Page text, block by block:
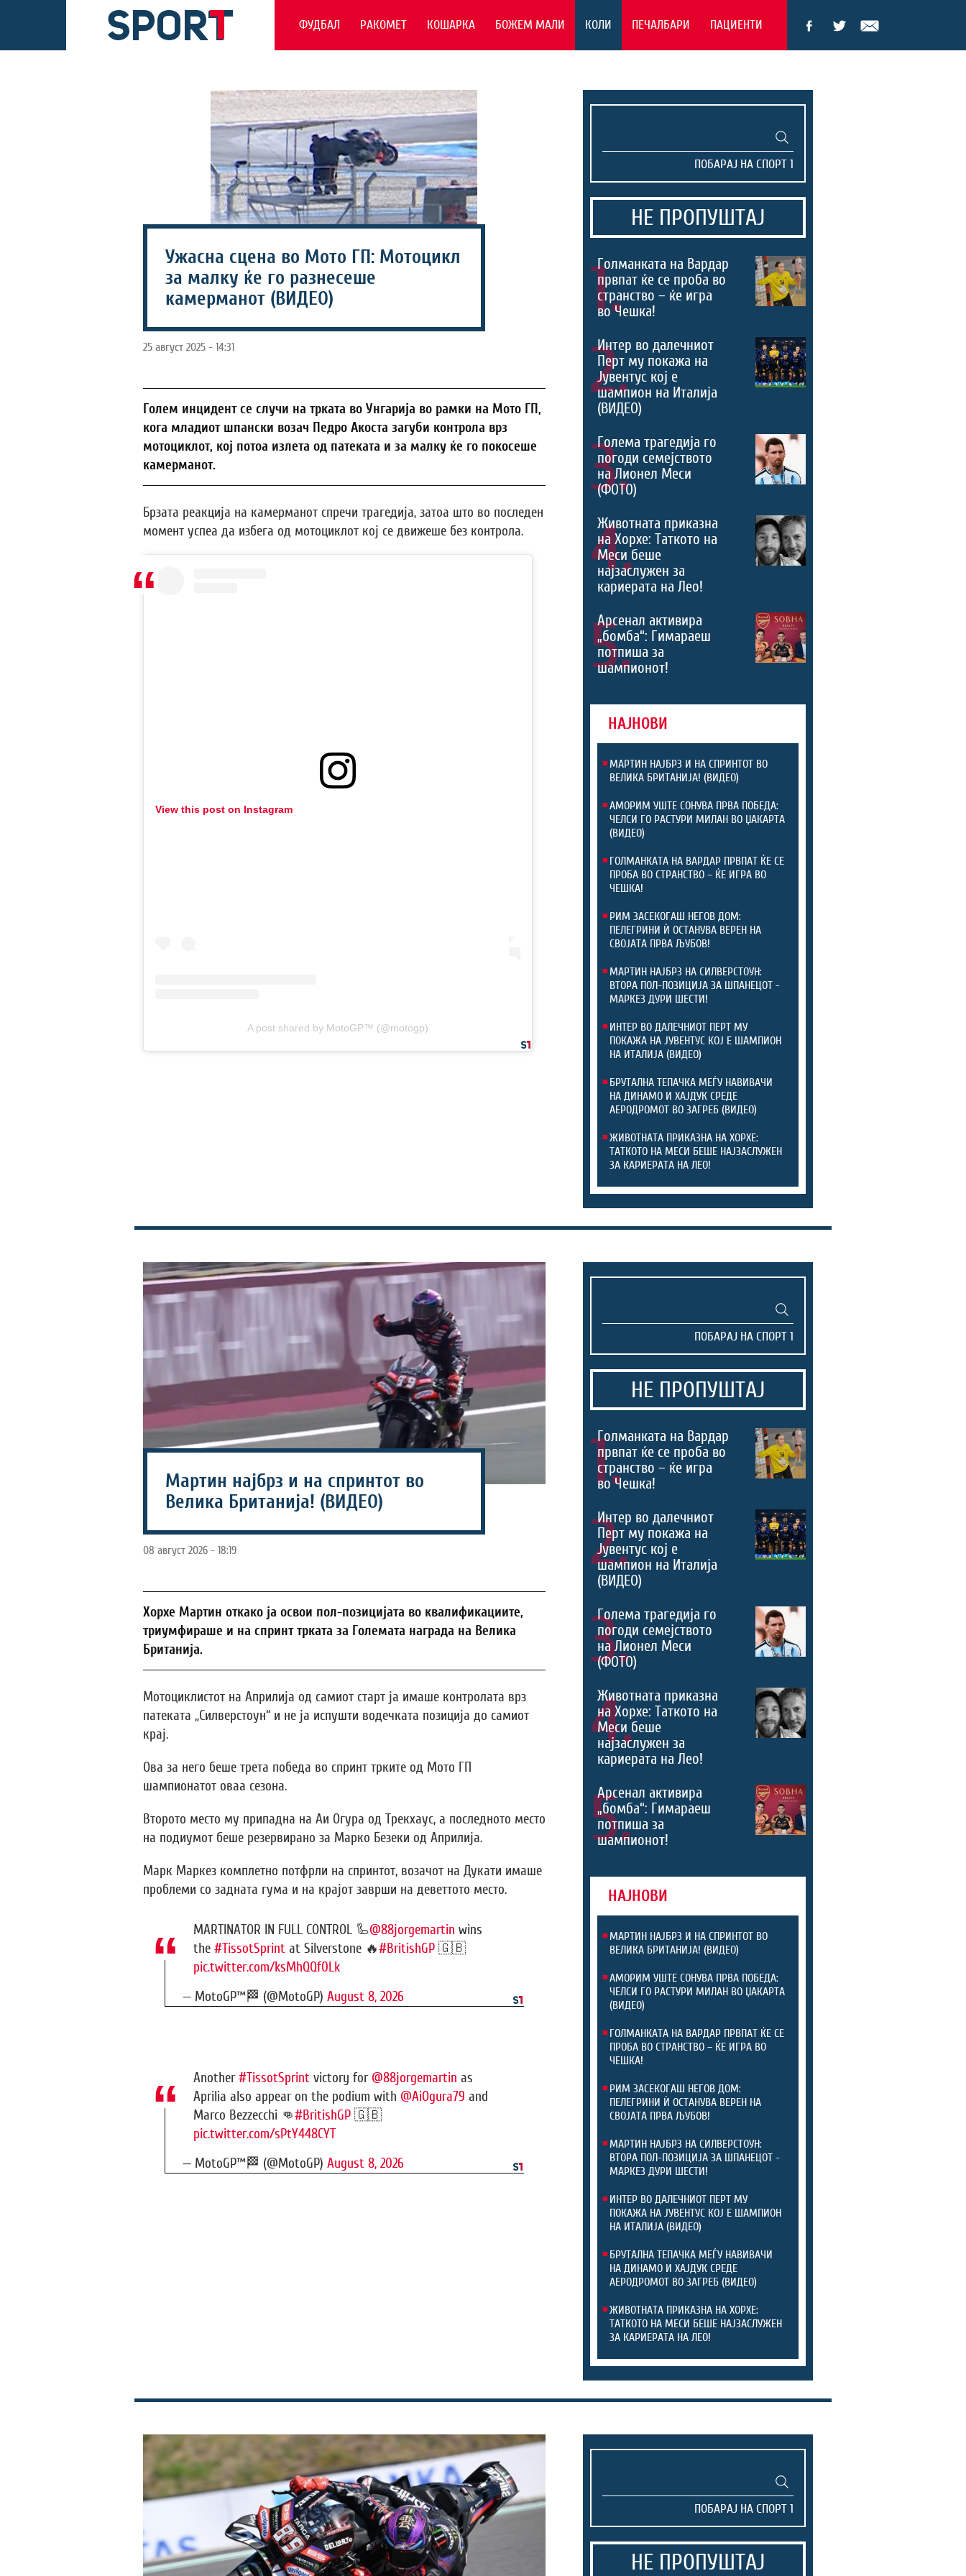
ФУДБАЛ РАКОМЕТ КОШАРКА БОЖЕМ МАЛИ КОЛИ ПЕЧАЛБАРИ ПАЦИЕНТИ
Ужасна сцена во Мото ГП: Мотоцикл
за малку ќе го разнесеше
камерманот (ВИДЕО)
25 август 2025 - 14:31
Голем инцидент се случи на трката во Унгарија во рамки на Мото ГП,
кога младиот шпански возач Педро Акоста загуби контрола врз
мотоциклот, кој потоа излета од патеката и за малку ќе го покосеше
камерманот.
Брзата реакција на камерманот спречи трагедија, затоа што во последен
момент успеа да избега од мотоциклот кој се движеше без контрола.
View this post on Instagram
A post shared by MotoGP™ (@motogp)
НЕ ПРОПУШТАЈ
1.
Голманката на Вардар
првпат ќе се проба во
странство – ќе игра
во Чешка!
2.
Интер во далечниот
Перт му покажа на
Јувентус кој е
шампион на Италија
(ВИДЕО)
3.
Голема трагедија го
погоди семејството
на Лионел Меси
(ФОТО)
4.
Животната приказна
на Хорхе: Таткото на
Меси беше
најзаслужен за
кариерата на Лео!
5.
Арсенал активира
„бомба“: Гимараеш
потпиша за
шампионот!
НАЈНОВИ
МАРТИН НАЈБРЗ И НА СПРИНТОТ ВО
ВЕЛИКА БРИТАНИЈА! (ВИДЕО)
АМОРИМ УШТЕ СОНУВА ПРВА ПОБЕДА:
ЧЕЛСИ ГО РАСТУРИ МИЛАН ВО ЏАКАРТА
(ВИДЕО)
ГОЛМАНКАТА НА ВАРДАР ПРВПАТ ЌЕ СЕ
ПРОБА ВО СТРАНСТВО – ЌЕ ИГРА ВО
ЧЕШКА!
РИМ ЗАСЕКОГАШ НЕГОВ ДОМ:
ПЕЛЕГРИНИ Ѝ ОСТАНУВА ВЕРЕН НА
СВОЈАТА ПРВА ЉУБОВ!
МАРТИН НАЈБРЗ НА СИЛВЕРСТОУН:
ВТОРА ПОЛ-ПОЗИЦИЈА ЗА ШПАНЕЦОТ -
МАРКЕЗ ДУРИ ШЕСТИ!
ИНТЕР ВО ДАЛЕЧНИОТ ПЕРТ МУ
ПОКАЖА НА ЈУВЕНТУС КОЈ Е ШАМПИОН
НА ИТАЛИЈА (ВИДЕО)
БРУТАЛНА ТЕПАЧКА МЕЃУ НАВИВАЧИ
НА ДИНАМО И ХАЈДУК СРЕДЕ
АЕРОДРОМОТ ВО ЗАГРЕБ (ВИДЕО)
ЖИВОТНАТА ПРИКАЗНА НА ХОРХЕ:
ТАТКОТО НА МЕСИ БЕШЕ НАЈЗАСЛУЖЕН
ЗА КАРИЕРАТА НА ЛЕО!
Мартин најбрз и на спринтот во
Велика Британија! (ВИДЕО)
08 август 2026 - 18:19
Хорхе Мартин откако ја освои пол-позицијата во квалификациите,
триумфираше и на спринт трката за Големата награда на Велика
Британија.
Мотоциклистот на Априлија од самиот старт ја имаше контролата врз
патеката „Силверстоун“ и не ја испушти водечката позиција до самиот
крај.
Ова за него беше трета победа во спринт трките од Мото ГП
шампионатот оваа сезона.
Второто место му припадна на Аи Огура од Трекхаус, а последното место
на подиумот беше резервирано за Марко Безеки од Априлија.
Марк Маркез комплетно потфрли на спринтот, возачот на Дукати имаше
проблеми со задната гума и на крајот заврши на деветтото место.
MARTINATOR IN FULL CONTROL 🦾@88jorgemartin wins
the #TissotSprintat Silverstone 🔥#BritishGP🇬🇧
pic.twitter.com/ksMhQQf0Lk
— MotoGP™🏁 (@MotoGP) August 8, 2026
Another#TissotSprintvictory for @88jorgemartin as
Aprilia also appear on the podium with @AiOgura79 and
Marco Bezzecchi 👊#BritishGP🇬🇧
pic.twitter.com/sPtY448CYT
— MotoGP™🏁 (@MotoGP) August 8, 2026
НЕ ПРОПУШТАЈ
1.
Голманката на Вардар
првпат ќе се проба во
странство – ќе игра
во Чешка!
2.
Интер во далечниот
Перт му покажа на
Јувентус кој е
шампион на Италија
(ВИДЕО)
3.
Голема трагедија го
погоди семејството
на Лионел Меси
(ФОТО)
4.
Животната приказна
на Хорхе: Таткото на
Меси беше
најзаслужен за
кариерата на Лео!
5.
Арсенал активира
„бомба“: Гимараеш
потпиша за
шампионот!
НАЈНОВИ
МАРТИН НАЈБРЗ И НА СПРИНТОТ ВО
ВЕЛИКА БРИТАНИЈА! (ВИДЕО)
АМОРИМ УШТЕ СОНУВА ПРВА ПОБЕДА:
ЧЕЛСИ ГО РАСТУРИ МИЛАН ВО ЏАКАРТА
(ВИДЕО)
ГОЛМАНКАТА НА ВАРДАР ПРВПАТ ЌЕ СЕ
ПРОБА ВО СТРАНСТВО – ЌЕ ИГРА ВО
ЧЕШКА!
РИМ ЗАСЕКОГАШ НЕГОВ ДОМ:
ПЕЛЕГРИНИ Ѝ ОСТАНУВА ВЕРЕН НА
СВОЈАТА ПРВА ЉУБОВ!
МАРТИН НАЈБРЗ НА СИЛВЕРСТОУН:
ВТОРА ПОЛ-ПОЗИЦИЈА ЗА ШПАНЕЦОТ -
МАРКЕЗ ДУРИ ШЕСТИ!
ИНТЕР ВО ДАЛЕЧНИОТ ПЕРТ МУ
ПОКАЖА НА ЈУВЕНТУС КОЈ Е ШАМПИОН
НА ИТАЛИЈА (ВИДЕО)
БРУТАЛНА ТЕПАЧКА МЕЃУ НАВИВАЧИ
НА ДИНАМО И ХАЈДУК СРЕДЕ
АЕРОДРОМОТ ВО ЗАГРЕБ (ВИДЕО)
ЖИВОТНАТА ПРИКАЗНА НА ХОРХЕ:
ТАТКОТО НА МЕСИ БЕШЕ НАЈЗАСЛУЖЕН
ЗА КАРИЕРАТА НА ЛЕО!
НЕ ПРОПУШТАЈ